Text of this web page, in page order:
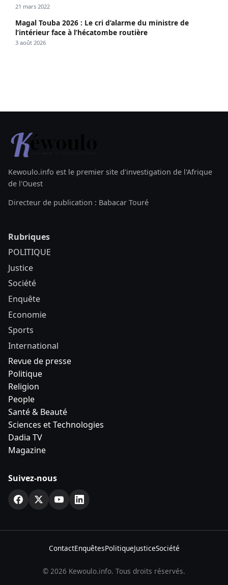
21 mars 2022
Magal Touba 2026 : Le cri d’alarme du ministre de
l’intérieur face à l’hécatombe routière
3 août 2026
Kewoulo.info est le premier site d'investigation de l'Afrique
de l'Ouest
Directeur de publication : Babacar Touré
Rubriques
POLITIQUE
Justice
Société
Enquête
Economie
Sports
International
Revue de presse
Politique
Religion
People
Santé & Beauté
Sciences et Technologies
Dadia TV
Magazine
Suivez-nous
ContactEnquêtesPolitiqueJusticeSociété
© 2026 Kewoulo.info. Tous droits réservés.